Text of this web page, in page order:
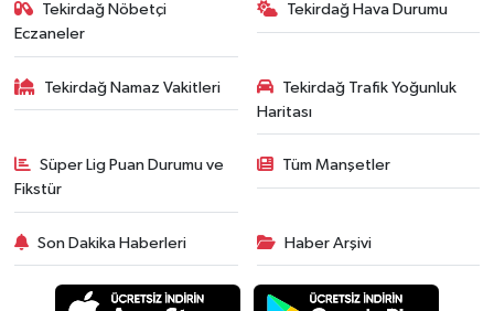
Tekirdağ Nöbetçi
Eczaneler
Tekirdağ Hava Durumu
Tekirdağ Namaz Vakitleri
Tekirdağ Trafik Yoğunluk
Haritası
Süper Lig Puan Durumu ve
Fikstür
Tüm Manşetler
Son Dakika Haberleri Haber Arşivi